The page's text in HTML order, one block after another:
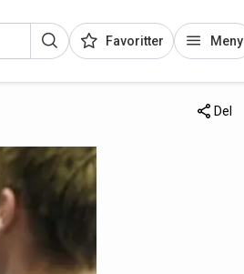
Favoritter Meny
Del